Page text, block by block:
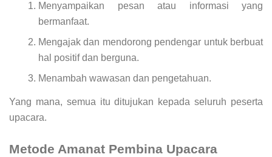
Menyampaikan pesan atau informasi yang
bermanfaat.
Mengajak dan mendorong pendengar untuk berbuat
hal positif dan berguna.
Menambah wawasan dan pengetahuan.
Yang mana, semua itu ditujukan kepada seluruh peserta
upacara.
Metode Amanat Pembina Upacara